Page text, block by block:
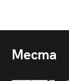
Места